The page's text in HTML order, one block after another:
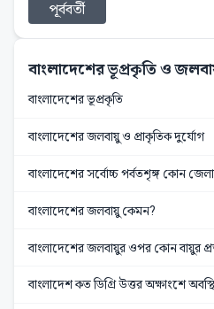
পূর্ববর্তী
বাংলাদেশের ভূপ্রকৃতি ও
বাংলাদেশের ভূপ্রকৃতি
বাংলাদেশের জলবায়ু ও প্রাকৃতিক দুর্যোগ
বাংলাদেশের সর্বোচ্চ পর্বতশৃঙ্গ কোন
বাংলাদেশের জলবায়ু কেমন?
বাংলাদেশের জলবায়ুর ওপর কোন বায়ুর
বাংলাদেশ কত ডিগ্রি উত্তর অক্ষাংশে